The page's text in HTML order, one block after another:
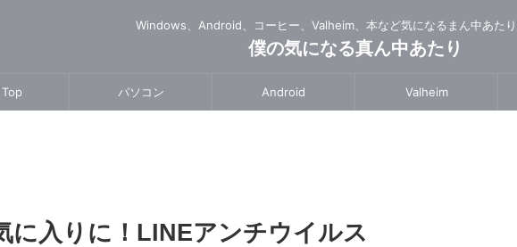
Windows、Android、コーヒー、Valheim、本など気になるまん中あた
僕の気になる真ん中あたり
パソコン Android Valheim
に入りに！LINEアンチウイルス